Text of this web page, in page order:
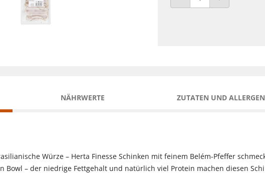
ANZAHL VERRINGERN
ANZAHL
NÄHRWERTE ZUTATEN UND
Würze – Herta Finesse Schinken mit feinem Belém-Pfeffer
Bowl – der niedrige Fettgehalt und natürlich viel Protein machen diesen